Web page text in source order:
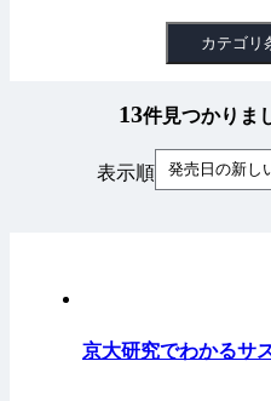
カテゴリ
13件見つかりま
表示順 発売日の新し
京大研究でわかるサ